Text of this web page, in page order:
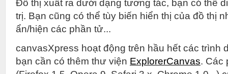
Đồ thị xuất ra dưới dạng tương tác, bạn có thể
trị. Bạn cũng có thể tùy biến hiển thị của đồ thị
ẩn/hiện các phần tử...
canvasXpress hoạt động trên hầu hết các trình
bạn cần có thêm thư viện ExplorerCanvas. Các